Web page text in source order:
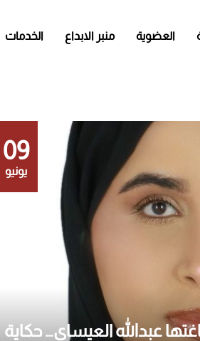
العضوية منبر الابداع الخدمات
09
يونيو
عبدالله العيساي… حكاية